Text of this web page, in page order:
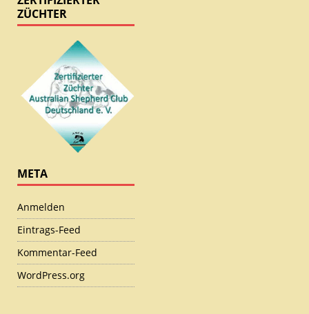
ZÜCHTER
META
Anmelden
Eintrags-Feed
Kommentar-Feed
WordPress.org